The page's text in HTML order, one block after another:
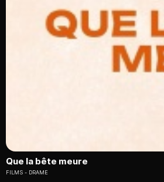
Que la bête meure
FILMS DRAME